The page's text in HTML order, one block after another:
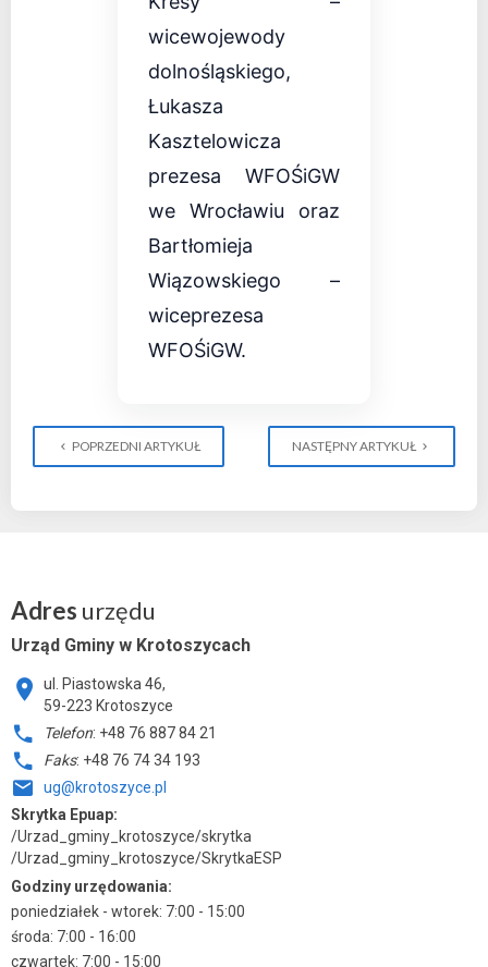
wicewojewody
dolnośląskiego,
Łukasza
Kasztelowicza
prezesa WFOŚiGW
we Wrocławiu oraz
Bartłomieja
Wiązowskiego –
wiceprezesa
WFOŚiGW.
POPRZEDNI ARTYKUŁ NASTĘPNY ARTYKUŁ
Adres urzędu
Urząd Gminy w Krotoszycach
ul. Piastowska 46,
59-223 Krotoszyce
Telefon: +48 76 887 84 21
Faks: +48 76 74 34 193
ug@krotoszyce.pl
Skrytka Epuap:
/Urzad_gminy_krotoszyce/skrytka
/Urzad_gminy_krotoszyce/SkrytkaESP
Godziny urzędowania:
poniedziałek - wtorek: 7:00 - 15:00
środa: 7:00 - 16:00
czwartek: 7:00 - 15:00